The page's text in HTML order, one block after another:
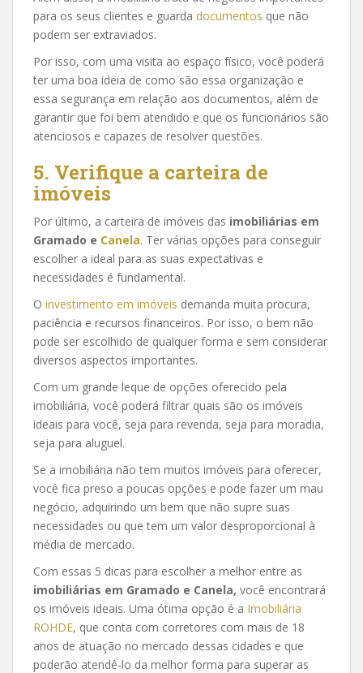
para os seus clientes e guarda documentos que não
podem ser extraviados.
Por isso, com uma visita ao espaço físico, você poderá
ter uma boa ideia de como são essa organização e
essa segurança em relação aos documentos, além de
garantir que foi bem atendido e que os funcionários são
atenciosos e capazes de resolver questões.
5. Verifique a carteira de
imóveis
Por último, a carteira de imóveis das imobiliárias em
Gramado e Canela. Ter várias opções para conseguir
escolher a ideal para as suas expectativas e
necessidades é fundamental.
O investimento em imóveis demanda muita procura,
paciência e recursos financeiros. Por isso, o bem não
pode ser escolhido de qualquer forma e sem considerar
diversos aspectos importantes.
Com um grande leque de opções oferecido pela
imobiliária, você poderá filtrar quais são os imóveis
ideais para você, seja para revenda, seja para moradia,
seja para aluguel.
Se a imobiliária não tem muitos imóveis para oferecer,
você fica preso a poucas opções e pode fazer um mau
negócio, adquirindo um bem que não supre suas
necessidades ou que tem um valor desproporcional à
média de mercado.
Com essas 5 dicas para escolher a melhor entre as
imobiliárias em Gramado e Canela, você encontrará
os imóveis ideais. Uma ótima opção é a Imobiliária
ROHDE, que conta com corretores com mais de 18
anos de atuação no mercado dessas cidades e que
poderão atendê-lo da melhor forma para superar as